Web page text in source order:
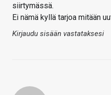
siirtymässä.
Ei nämä kyllä tarjoa mitään
Kirjaudu sisään vastataksesi